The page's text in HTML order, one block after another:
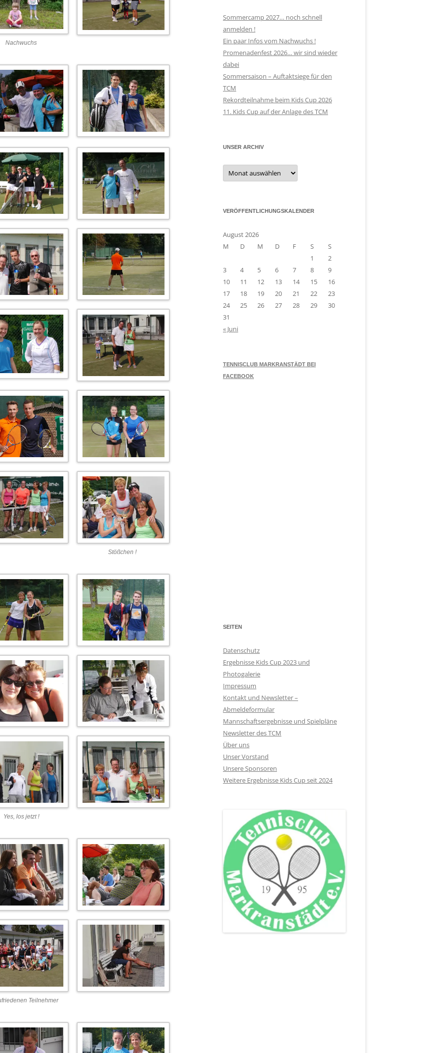
Nachwuchs
Stößchen !
Yes, los jetzt !
Teilnehmer
Sommercamp 2027… noch schnell
anmelden !
Ein paar Infos vom Nachwuchs !
Promenadenfest 2026… wir sind wieder
dabei
Sommersaison – Auftaktsiege für den
TCM
Rekordteilnahme beim Kids Cup 2026
11. Kids Cup auf der Anlage des TCM
UNSER ARCHIV
Unser
Archiv
VERÖFFENTLICHUNGSKALENDER
August 2026
M
D M D F S
S
1
2
3
4 5 6 7 8
9
10
11 12 13 14 15
16
17
18 19 20 21 22
23
24
25 26 27 28 29
30
31
« Juni
TENNISCLUB MARKRANSTÄDT BEI
FACEBOOK
SEITEN
Datenschutz
Ergebnisse Kids Cup 2023 und
Photogalerie
Impressum
Kontakt und Newsletter –
Abmeldeformular
Mannschaftsergebnisse und Spielpläne
Newsletter des TCM
Über uns
Unser Vorstand
Unsere Sponsoren
Weitere Ergebnisse Kids Cup seit 2024